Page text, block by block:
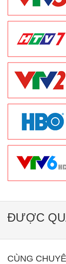
ĐƯỢC
CÙNG